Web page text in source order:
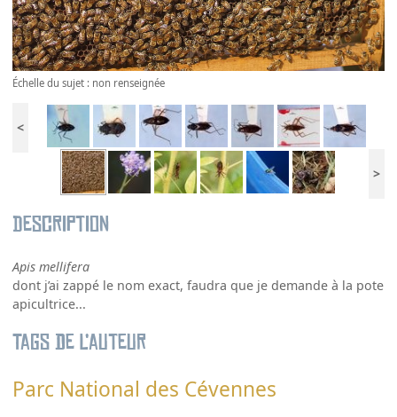
Échelle du sujet : non renseignée
<
>
Description
Apis mellifera
dont j’ai zappé le nom exact, faudra que je demande à la pote
apicultrice...
Tags de l’auteur
Parc National des Cévennes